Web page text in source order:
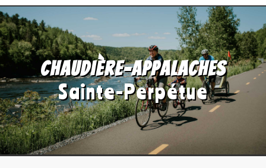
Chaudière-Appalaches
Sainte-Perpétue